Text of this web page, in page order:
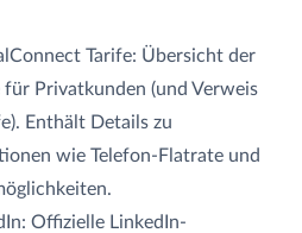
Tarife: Übersicht der
Privatkunden (und Verweis
Enthält Details zu
wie Telefon-Flatrate und
Offizielle LinkedIn-